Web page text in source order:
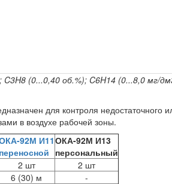
(0...0,40 об.%); C6H14 (0...8,0 мг/
для контроля недостаточного
в воздухе рабочей зоны.
92М И11
переносной
ОКА-92М И13
персональный
2 шт
2 шт
6 (30) м
-